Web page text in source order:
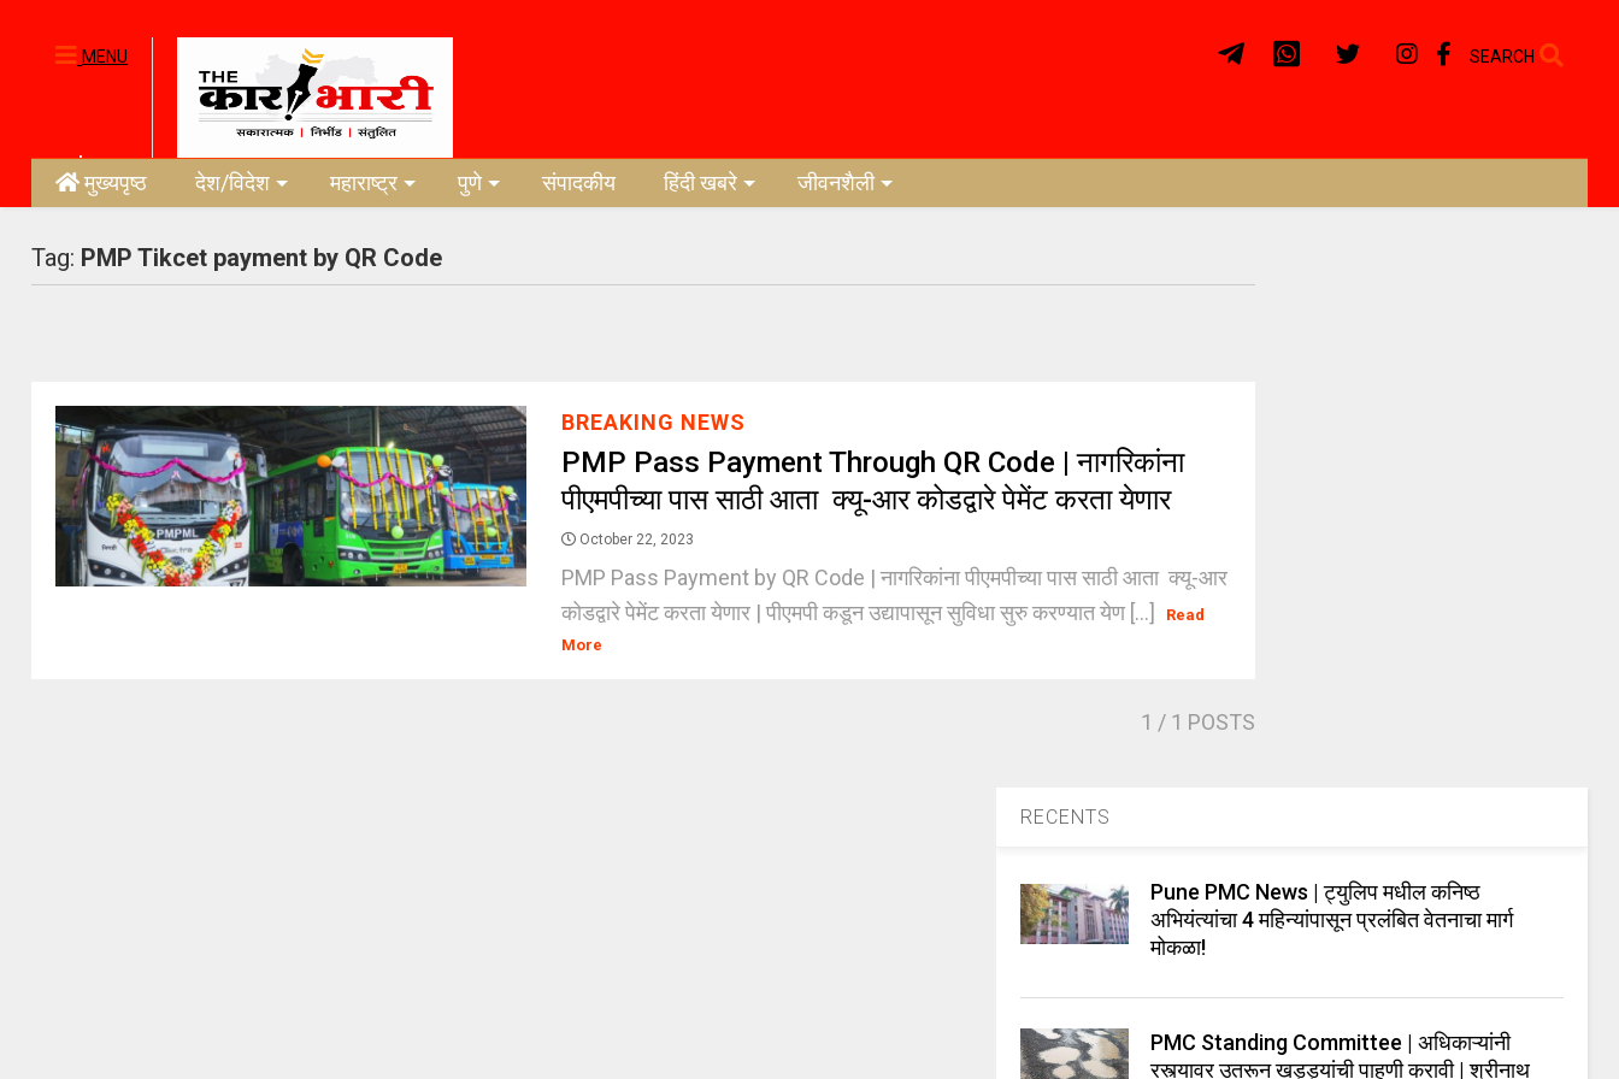
MENU SEARCH
मुख्यपृष्ठ देश/विदेश महाराष्ट्र पुणे संपादकीय हिंदी खबरे जीवनशैली
Tag: PMP Tikcet payment by QR Code
BREAKING NEWS
PMP Pass Payment Through QR Code | नागरिकांना
पीएमपीच्या पास साठी आता क्यू-आर कोडद्वारे पेमेंट करता येणार
October 22, 2023
PMP Pass Payment by QR Code | नागरिकांना पीएमपीच्या पास साठी आता क्यू-आर
कोडद्वारे पेमेंट करता येणार | पीएमपी कडून उद्यापासून सुविधा सुरु करण्यात येण [...]
Read
More
1 / 1 POSTS
RECENTS
Pune PMC News | ट्युलिप मधील कनिष्ठ
अभियंत्यांचा 4 महिन्यांपासून प्रलंबित वेतनाचा मार्ग
मोकळा!
PMC Standing Committee | अधिकाऱ्यांनी
रस्त्यावर उतरून खड्ड्यांची पाहणी करावी | श्रीनाथ